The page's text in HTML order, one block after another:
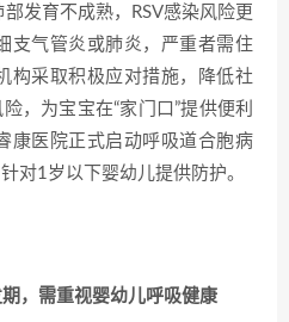
发育不成熟，RSV感染风险更
支气管炎或肺炎，严重者需住
构采取积极应对措施，降低社
，为宝宝在“家门口”提供便利
康医院正式启动呼吸道合胞病
对1岁以下婴幼儿提供防护。
，需重视婴幼儿呼吸健康